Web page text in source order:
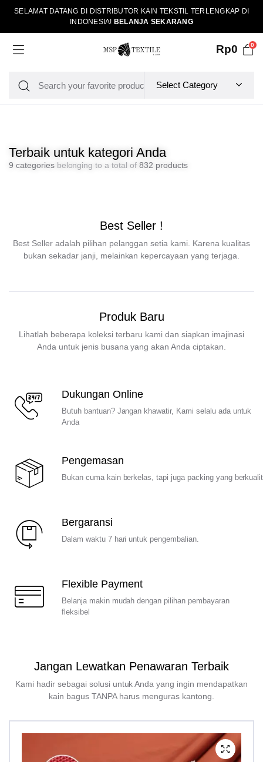
SELAMAT DATANG DI DISTRIBUTOR KAIN TEKSTIL TERLENGKAP DI
INDONESIA! BELANJA SEKARANG
Rp0 0
Terbaik untuk kategori Anda
9 categoriesbelonging to a total of 832 products
Best Seller !
Best Seller adalah pilihan pelanggan setia kami. Karena kualitas
bukan sekadar janji, melainkan kepercayaan yang terjaga.
Produk Baru
Lihatlah beberapa koleksi terbaru kami dan siapkan imajinasi
Anda untuk jenis busana yang akan Anda ciptakan.
Dukungan Online
Butuh bantuan? Jangan khawatir, Kami selalu ada untuk
Anda
Pengemasan
Bukan cuma kain berkelas, tapi juga packing yang
Bergaransi
Dalam waktu 7 hari untuk pengembalian.
Flexible Payment
Belanja makin mudah dengan pilihan pembayaran
fleksibel
Jangan Lewatkan Penawaran Terbaik
Kami hadir sebagai solusi untuk Anda yang ingin mendapatkan
kain bagus TANPA harus menguras kantong.